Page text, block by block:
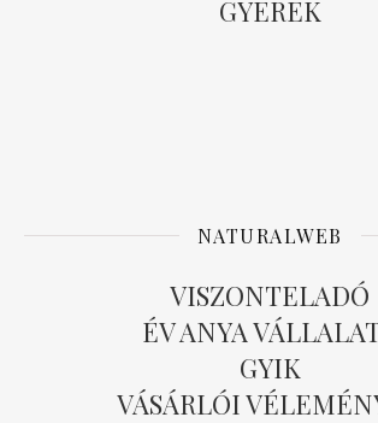
GYEREK
NATURALWEB
VISZONTELADÓ
ÉV ANYA
GYIK
VÁSÁRLÓI